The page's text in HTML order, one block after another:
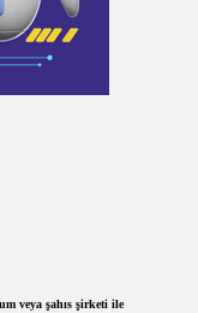
veya şahıs şirketi ile